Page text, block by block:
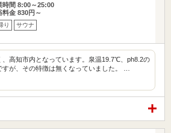
時間 8:00～25:00
料金 830円～
り サウナ
、高知市内となっています。泉温19.7℃、ph8.2の
すが、その特徴は無くなっていました。 …